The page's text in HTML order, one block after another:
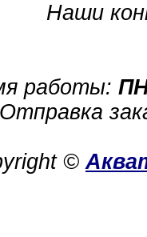
Наши
работы:
Отправка
©